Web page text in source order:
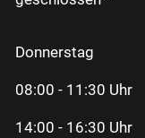
Donnerstag
08:00 - 11:30 Uhr
14:00 - 16:30 Uhr